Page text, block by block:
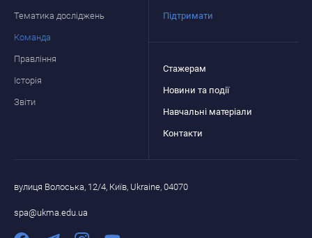
Тематика досліджень
Команда
Правління
Історія
Звіти
Підтримати
Стажерам
Новини та події
Навчальні матеріали
Контакти
вулиця Волоська, 12/4, Київ, Ukraine, 04070
spa@ukma.edu.ua